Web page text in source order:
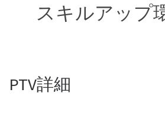
スキルアップ
PTV詳細